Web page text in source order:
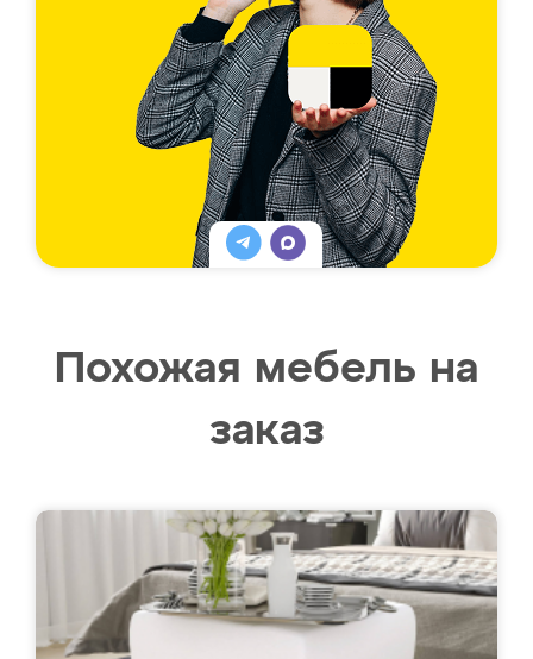
Похожая мебель на
заказ